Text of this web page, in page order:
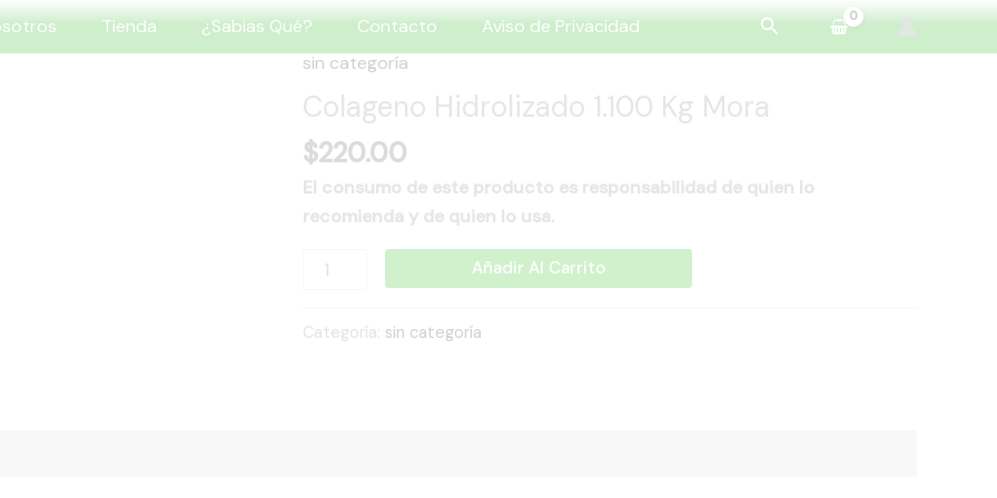
Tienda ¿Sabias Qué? Contacto Aviso de Privacidad Buscar
sin categoría
Colageno Hidrolizado 1.100 Kg Mora
$220.00
El consumo de este producto es responsabilidad de quien lo
recomienda y de quien lo usa.
Colageno
Hidrolizado
Kg
Mora
cantidad
Añadir Al Carrito
Categoría: sin categoría